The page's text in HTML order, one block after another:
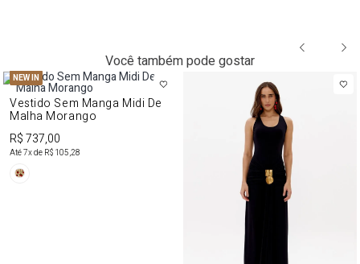
Você também pode gostar
NEW IN
Vestido Sem Manga Midi De
Malha Morango
R$ 737,00
Até7x de R$ 105,28